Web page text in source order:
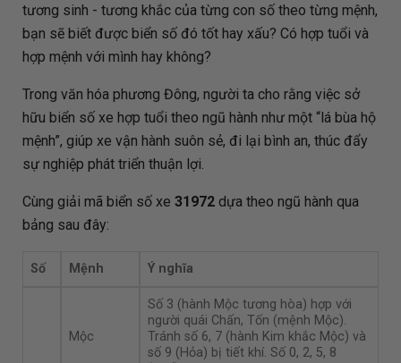
tương sinh - tương khắc của từng con số theo từng mệnh,
bạn sẽ biết được biển số đó tốt hay xấu? Có hợp tuổi và
hợp mệnh với mình hay không?
Trong văn hóa phương Đông, người ta cho rằng việc sở
hữu biển số xe hợp tuổi theo ngũ hành như một “lá bùa hộ
mệnh”, giúp xe vận hành suôn sẻ, đi lại bình an, thúc đẩy
sự nghiệp phát triển thuận lợi.
Cùng giải mã biển số xe 31972dựa theo ngũ hành qua
bảng sau đây:
Số Mệnh Ý nghĩa
Mộc
Số 3 (hành Mộc tương hòa) hợp với
người quái Chấn, Tốn (mệnh Mộc).
Tránh số 6, 7 (hành Kim khắc Mộc) và
số 9 (Hỏa) bị tiết khí. Số 0, 2, 5, 8